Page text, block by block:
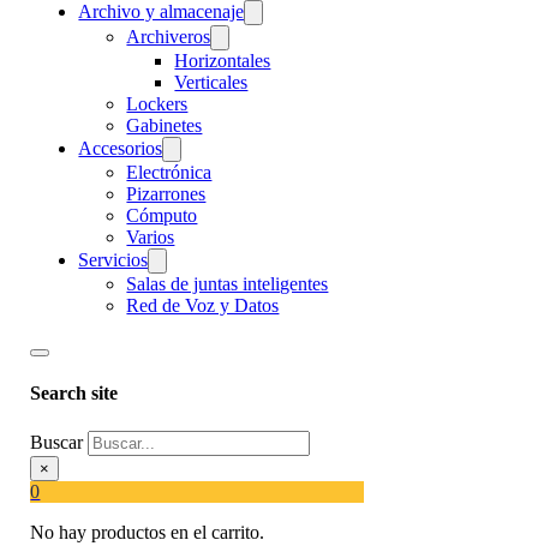
Archivo y almacenaje
Archiveros
Horizontales
Verticales
Lockers
Gabinetes
Accesorios
Electrónica
Pizarrones
Cómputo
Varios
Servicios
Salas de juntas inteligentes
Red de Voz y Datos
Search site
Buscar
×
0
No hay productos en el carrito.